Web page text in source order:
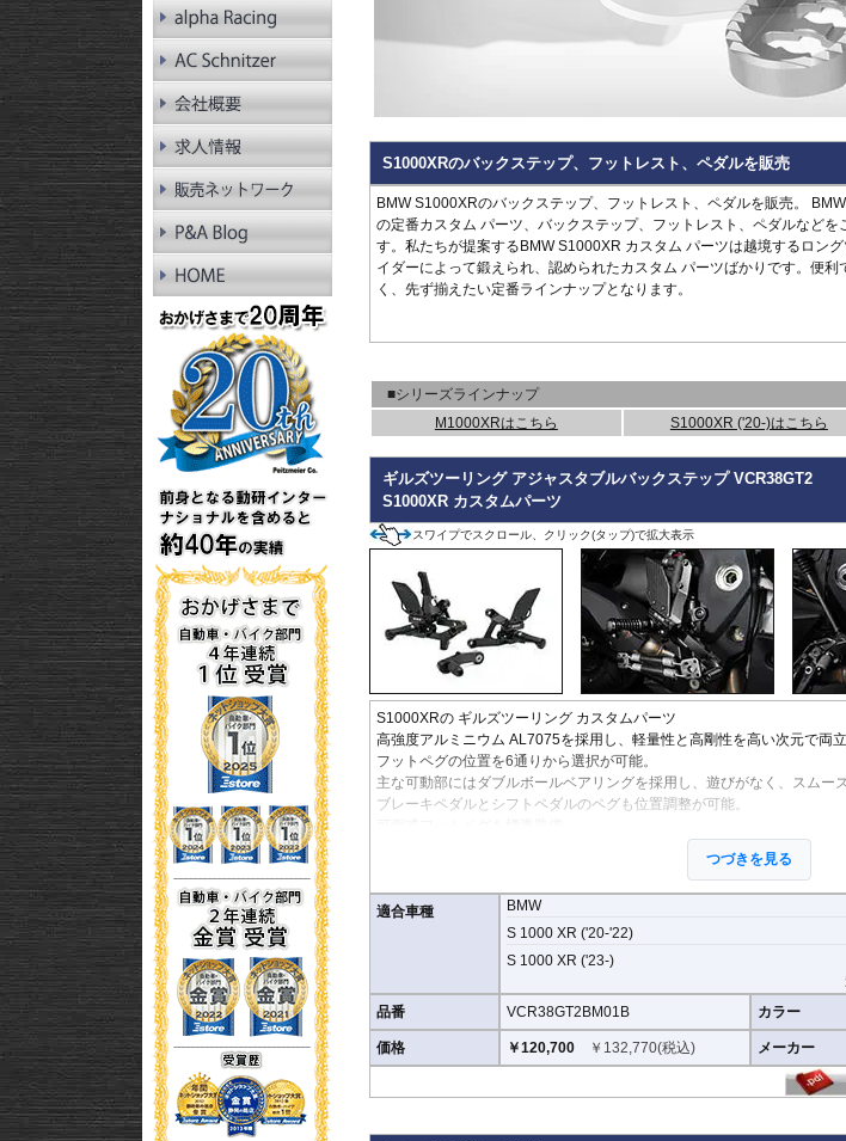
RnineT Racer
RnineT Pure
R1200GS LC
R1200GS
R1300RT
R1200RT LC
R1300R
R1200R LC
R1300RS
R1250RS
R1200RS LC
Hypermotard 821
Hypermotard 796
Hypermotard 698
Hyperstrada 821
Monster
Monster V2
Monster 696
Monster 796
Monster 821
Monster 890
Monster 937
Monster 1100 Evo
Monster 1100 S
Multistrada 1260/S
Multistrada V4
Scrambler 1100
StreetFighter
StreetFighter V2/S
StreetFighter V4/S
SuperSport 950
トライ
トラッ
デイト
Daytona
Daytona
Speed
Speed
Street
Thruxton
Tiger
Tiger
Tiger 900
Tiger
Tiger
Tiger
Tiger
Tiger
Trident
V-ROD
VRSCAW
VRSCA
VRSCB
XL883
XL1200C
XL1200L
XL1200N
XL1200R
XL1200X Forty-Eight
S1000XRのバックステップ、フットレスト、ペダルを販売
BMW S1000XRのバックステップ、フットレスト、ペダルを販売。
の定番カスタム パーツ、バックステップ、フットレスト、ペダルなどを
す。私たちが提案するBMW S1000XR カスタム パーツは越境するロング
イダーによって鍛えられ、認められたカスタム パーツばかりです。便利
く、先ず揃えたい定番ラインナップとなります。
■シリーズラインナップ
M1000XRはこちら
S1000XR ('20-)はこちら
ギルズツーリング アジャスタブルバックステップ VCR38GT2
S1000XR カスタムパーツ
スワイプでスクロール、クリック(タップ)で拡大表示
S1000XRの ギルズツーリング カスタムパーツ
高強度アルミニウム AL7075を採用し、軽量性と高剛性を高い次元で両立
フットペグの位置を6通りから選択が可能。
主な可動部にはダブルボールベアリングを採用し、遊びがなく、スムー
ブレーキペダルとシフトペダルのペグも位置調整が可能。
つづきを見る
適合車種
BMW
S 1000 XR ('20-'22)
S 1000 XR ('23-)
品番 VCR38GT2BM01B カラー
価格 ￥120,700 ￥ 132,770(税込) メーカー